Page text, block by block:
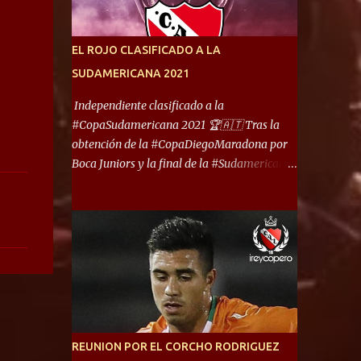
ello son protagonistas de un clásico de los
transitó por la primera división del fútbol
local durante muchos años. Dock Sud es otro
de los que comparten esas tierras, aunque el
foco de atención es la convivencia
Independiente - Racing. “No encuentro, más
reúna tantos logros deportivos, tantos
clubes y tanta gente en este deporte”,
afirmó Facundo Moyano. “Creo que
EL ROJO CLASIFICADO A LA
SUDAMERICANA 2021
Independiente clasificado a la
#CopaSudamericana 2021 🏆🇦🇹 Tras la
obtención de la #CopaDiegoMaradona por
Boca Juniors y la final de la #Sudamericana
Defensa y Justicia o Lanús, dadas estás dos
condiciones el Rey de Copas se clasifica a la
Copa Sudamericana de este 2021. En este
año, la Sudamericana sufrirá modificaciones
en su formato, que iniciará en fase de grupos
con 6 partidos, de los cuales sólo los
primeros de cada grupo jugarán los 8vos.
REUNION POR EL CORCHO RODRIGUEZ